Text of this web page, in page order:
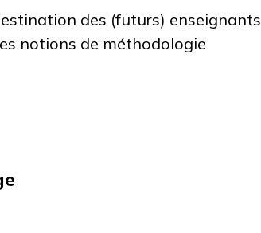
des (futurs) enseignants
notions de méthodologie